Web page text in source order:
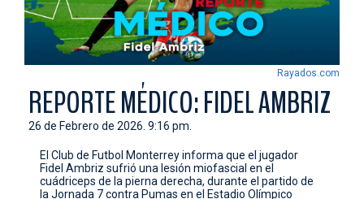
FUERZAS BÁSICAS
RESPONSABILIDAD SOCIAL
TAQUILLA
TIENDA
ESTADIO
PRENSA
CONTACTO
Rayados.com
REPORTE MÉDICO: FIDEL AMBRIZ
26 de Febrero de 2026. 9:16 pm.
El Club de Futbol Monterrey informa que el jugador
Fidel Ambriz sufrió una lesión miofascial en el
cuádriceps de la pierna derecha, durante el partido de
la Jornada 7 contra Pumas en el Estadio Olímpico